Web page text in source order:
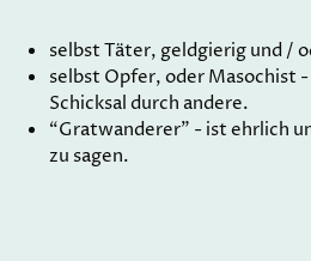
selbst Täter, geldgierig und /
selbst Opfer, oder Masochist
Schicksal durch andere.
“Gratwanderer” - ist ehrlich
zu sagen.